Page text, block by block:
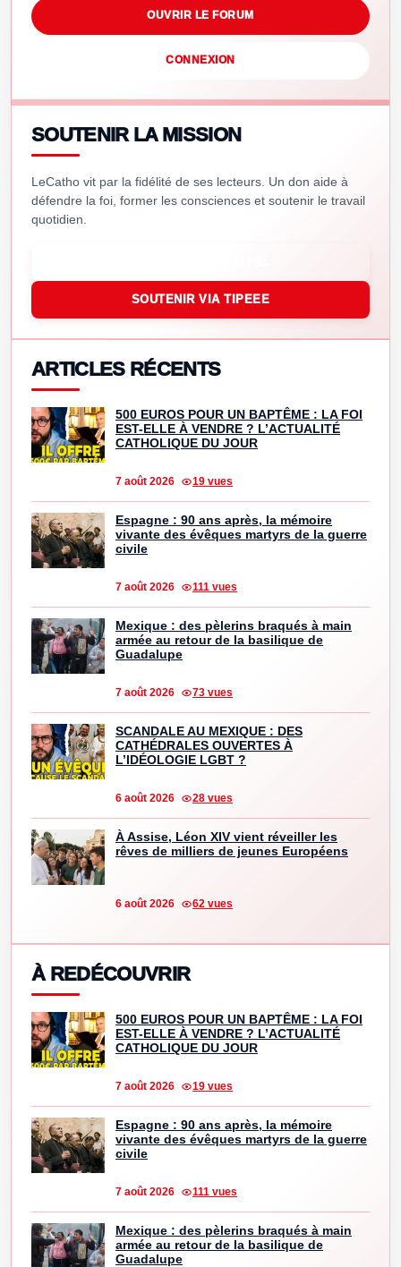
OUVRIR LE FORUM
CONNEXION
SOUTENIR LA MISSION
LeCatho vit par la fidélité de ses lecteurs. Un don aide à
défendre la foi, former les consciences et soutenir le travail
quotidien.
SOUTENIR VIA TIPEEE
ARTICLES RÉCENTS
500 EUROS POUR UN BAPTÊME : LA FOI
EST-ELLE À VENDRE ? L’ACTUALITÉ
CATHOLIQUE DU JOUR
7 août 2026 19 vues
Espagne : 90 ans après, la mémoire
vivante des évêques martyrs de la guerre
civile
7 août 2026 111 vues
Mexique : des pèlerins braqués à main
armée au retour de la basilique de
Guadalupe
7 août 2026 73 vues
SCANDALE AU MEXIQUE : DES
CATHÉDRALES OUVERTES À
L’IDÉOLOGIE LGBT ?
6 août 2026 28 vues
À Assise, Léon XIV vient réveiller les
rêves de milliers de jeunes Européens
6 août 2026 62 vues
À REDÉCOUVRIR
500 EUROS POUR UN BAPTÊME : LA FOI
EST-ELLE À VENDRE ? L’ACTUALITÉ
CATHOLIQUE DU JOUR
7 août 2026 19 vues
Espagne : 90 ans après, la mémoire
vivante des évêques martyrs de la guerre
civile
7 août 2026 111 vues
Mexique : des pèlerins braqués à main
armée au retour de la basilique de
Guadalupe